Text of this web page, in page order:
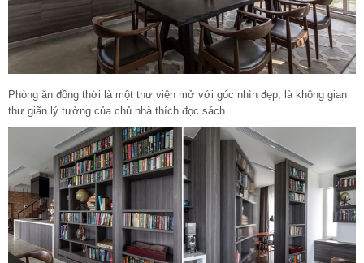
Phòng ăn đồng thời là một thư viện mở với góc nhìn đẹp, là không gian
thư giãn lý tưởng của chủ nhà thích đọc sách.